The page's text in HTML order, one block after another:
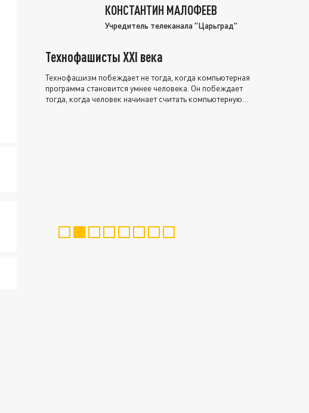
КОНСТАНТИН МАЛОФЕЕВ
Учредитель телеканала "Царьград"
Технофашисты XXI века
Технофашизм побеждает не тогда, когда компьютерная
программа становится умнее человека. Он побеждает
тогда, когда человек начинает считать компьютерную